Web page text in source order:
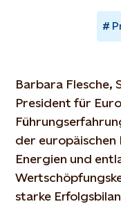
Barbara Flesche,
President für
der
Energien und
starke